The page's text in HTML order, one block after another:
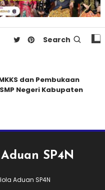
Search
dan Pembukaan
Negeri Kabupaten
SP4N
Aduan SP4N